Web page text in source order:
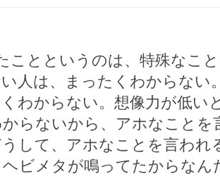
ことというのは、特殊なこ
人は、まったくわからない
わからない。想像力が低い
らないから、アホなことを
して、アホなことを言われ
ビメタが鳴ってたからなん